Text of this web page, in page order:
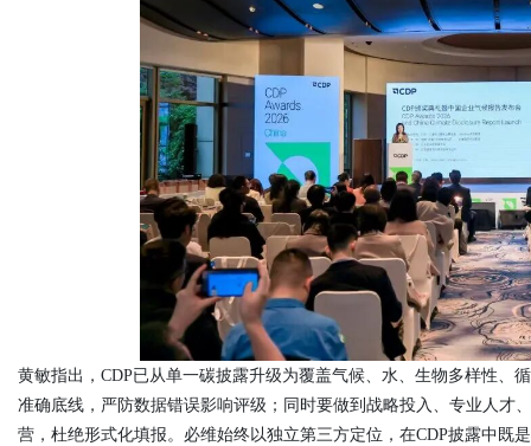
d
黄敏指出，CDP已从单一碳披露升级为覆盖气候、水、生物多样性、
准确底线，严防数据错误影响评级；同时要做到战略投入、专业人才
营，杜绝形式化填报。必维始终以独立第三方定位，在CDP披露中既